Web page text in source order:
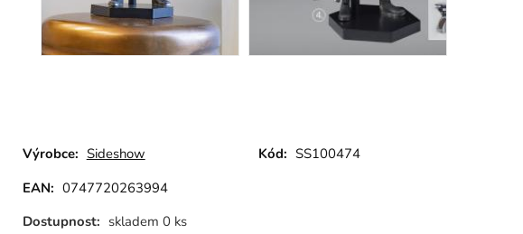
Výrobce: Sideshow Kód: SS100474
EAN: 0747720263994
Dostupnost: skladem 0 ks